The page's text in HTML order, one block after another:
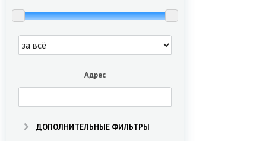
Адрес
ДОПОЛНИТЕЛЬНЫЕ ФИЛЬТРЫ